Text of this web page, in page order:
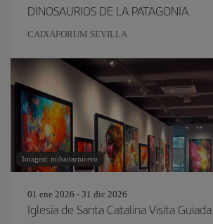
DINOSAURIOS DE LA PATAGONIA
CAIXAFORUM SEVILLA
Imagen: mihaitarniceru
01 ene 2026 - 31 dic 2026
Iglesia de Santa Catalina Visita Guiada